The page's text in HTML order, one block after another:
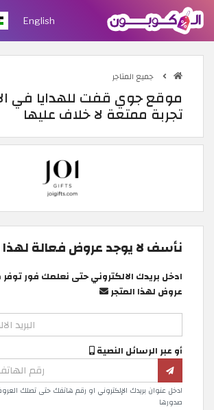
English
جميع المتاجر
موقع جوي قفت للهدايا في
تجربة ممتعة لا خلاف عليها
نأسف لا يوجد عروض فعالة لهذا
ادخل بريدك الالكتروني حتى نعلمك فور
عروض لهذا المتجر
أو عبر الرسائل النصية
ادخل عنوان بريدك الإلكتروني او رقم هاتفك حتى تصلك
صدورها